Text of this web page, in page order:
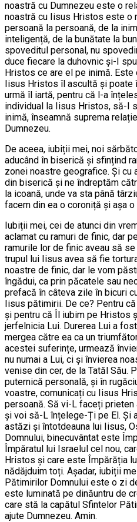
noastră cu Dumnezeu este o
noastră cu Iisus Hristos este o
persoană la persoană, de la
inteligență, de la bunătate la
spoveditul personal, nu
duce fiecare la duhovnic și-I
Hristos ce are el pe inimă. Este
Iisus Hristos îl ascultă și poate
urmă îl iartă, pentru că l-a
individual la Iisus Hristos, să-I
inimă, înseamnă suprema
Dumnezeu.
De aceea, iubiții mei, noi
aducând în biserică și sfințind
zonei noastre geografice. Și
din biserică și ne îndreptăm
la icoană, unde va sta până
facem din ea o coroniță și așa o
Iubiții mei, cei de atunci din
aclamat cu ramuri de finic, dar
ramurile lor de finic aveau să
trupul lui Iisus avea să fie
noastre de finic, dar le vom
îngădui, ca prin păcatele sau
prefacă în câteva zile în bicuri
Iisus pătimirii. De ce? Pentru
și pentru că Îl iubim pe Hristos
jerfelnicia Lui. Durerea Lui a
mergea către ea ca un
acestei suferințe, urmează
nu numai a Lui, ci și învierea
venise din cer, de la Tatăl Său.
puternică personală, și în
voastre, comunicați cu Iisus
persoană. Să vi-L faceți prieten
și voi să-L înțelege-Ți pe El. Și
astăzi și întotdeauna lui Iisus,
Domnului, binecuvântat este
Împăratul lui Israelul cel nou,
Hristos și care este Împărăția
nădăjduim toți. Așadar, iubiții
Pătimirilor Domnului este o zi
este luminată pe dinăuntru de
care stă la capătul Sfintelor
ajute Dumnezeu. Amin.